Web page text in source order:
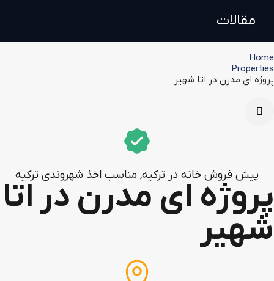
مقالات
Home
Properties
پروژه ای مدرن در اتا شهیر
پیش فروش خانه در ترکیه, مناسب اخذ شهروندی ترکیه
پروژه ای مدرن در اتا
شهیر